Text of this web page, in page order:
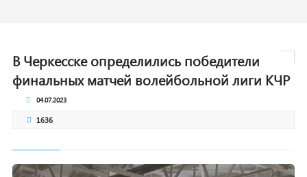
В Черкесске определились победители
финальных матчей волейбольной лиги КЧР
04.07.2023
1636